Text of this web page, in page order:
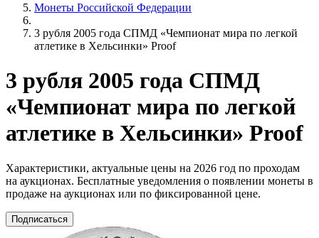
Монеты Российской Федерации
3 рубля 2005 года СПМД «Чемпионат мира по легкой
атлетике в Хельсинки» Proof
3 рубля 2005 года СПМД
«Чемпионат мира по легкой
атлетике в Хельсинки» Proof
Характеристики, актуальные цены на 2026 год по проходам
на аукционах. Бесплатные уведомления о появлении монеты в
продаже на аукционах или по фиксированной цене.
Подписаться